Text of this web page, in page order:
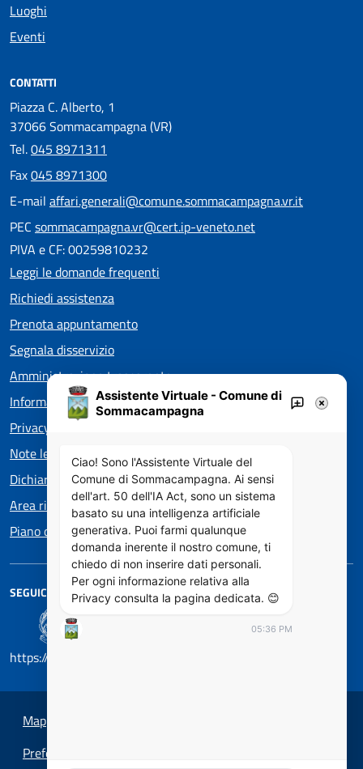
Luoghi
Eventi
CONTATTI
Piazza C. Alberto, 1
37066 Sommacampagna (VR)
Tel.045 8971311
Fax045 8971300
E-mail affari.generali@comune.sommacampagna.vr.it
PEC sommacampagna.vr@cert.ip-veneto.net
PIVA e CF: 00259810232
Leggi le domande frequenti
Richiedi assistenza
Prenota appuntamento
Segnala disservizio
Amministrazione trasparente
Informativa privacy
Privacy policy EOS
Note legali
Dichiarazione di accessibilità
Area riservata
Piano di Miglioramento dei servizi
SEGUICI SU
https://designers.italia.it/
Mappa del sito
Preferenze cookie
Assistente Virtuale - Comune di
Sommacampagna
Ciao! Sono l'Assistente Virtuale del
Comune di Sommacampagna. Ai sensi
dell'art. 50 dell'IA Act, sono un sistema
basato su una intelligenza artificiale
generativa. Puoi farmi qualunque
domanda inerente il nostro comune, ti
chiedo di non inserire dati personali.
Per ogni informazione relativa alla
Privacy consulta la pagina dedicata. 😊
05:36 PM